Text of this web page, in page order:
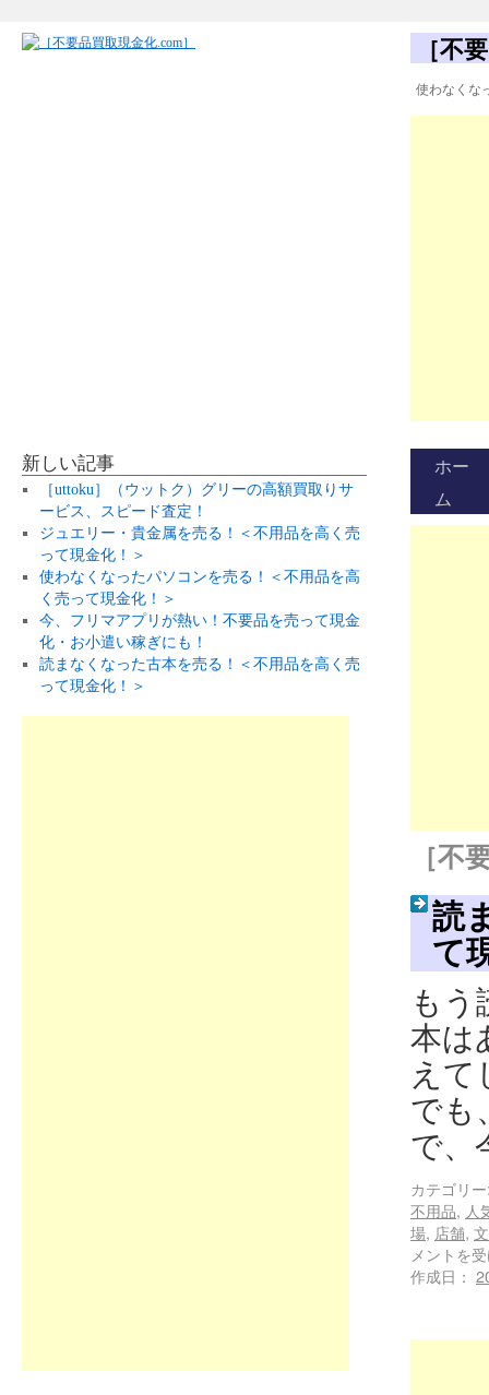
［不
使わなくな
ホー
ム
［不
読
て
もう
本は
えて
でも
で、
カテゴリ
不用品, 人
場, 店舗,
メントを
作成日：
新しい記事
［uttoku］（ウットク）グリーの高額買取りサ
ービス、スピード査定！
ジュエリー・貴金属を売る！＜不用品を高く売
って現金化！＞
使わなくなったパソコンを売る！＜不用品を高
く売って現金化！＞
今、フリマアプリが熱い！不要品を売って現金
化・お小遣い稼ぎにも！
読まなくなった古本を売る！＜不用品を高く売
って現金化！＞